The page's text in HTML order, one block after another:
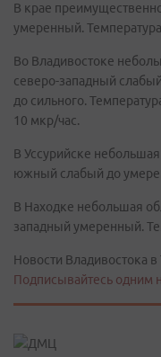
В крае
умеренный. Температура
Во Владивостоке
северо-западный
до сильного.
10 мкр/час.
В Уссурийске
южный слабый до
В Находке небольшая
западный умеренный.
Новости Владивостока
Подписывайтесь одним